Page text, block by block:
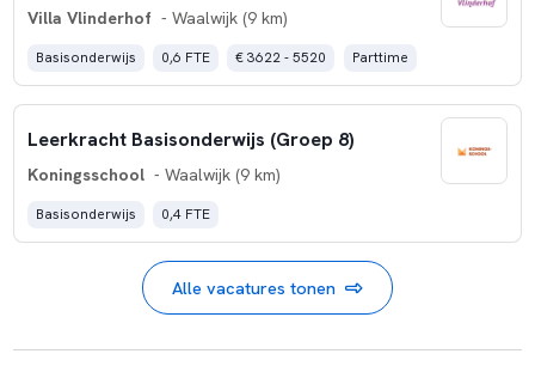
Villa Vlinderhof - Waalwijk (9 km)
Basisonderwijs 0,6 FTE € 3622 - 5520 Parttime
Leerkracht Basisonderwijs (Groep 8)
Koningsschool - Waalwijk (9 km)
Basisonderwijs 0,4 FTE
Alle vacatures tonen